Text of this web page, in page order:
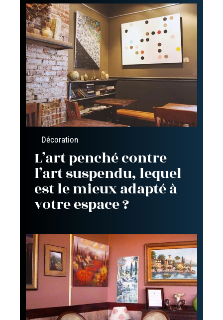
Décoration
L’art penché contre
l’art suspendu, lequel
est le mieux adapté à
votre espace ?